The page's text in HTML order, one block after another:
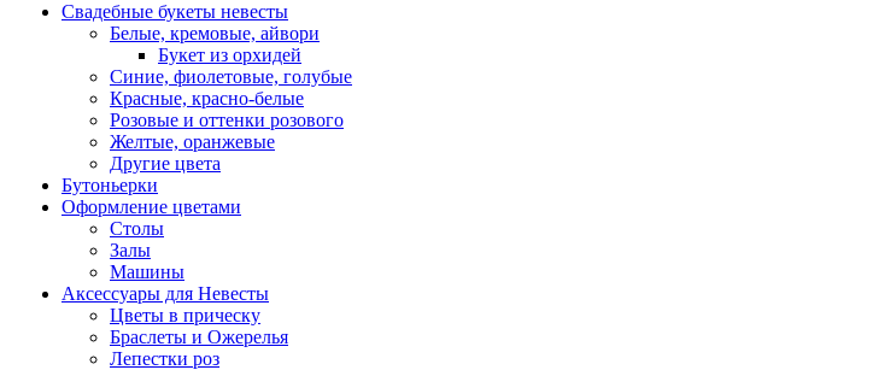
Свадебные букеты невесты
Белые, кремовые, айвори
Букет из орхидей
Синие, фиолетовые, голубые
Красные, красно-белые
Розовые и оттенки розового
Желтые, оранжевые
Другие цвета
Бутоньерки
Оформление цветами
Столы
Залы
Машины
Аксессуары для Невесты
Цветы в прическу
Браслеты и Ожерелья
Лепестки роз